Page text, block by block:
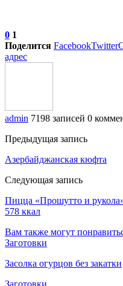
0 1
Поделится FacebookTwitter
адрес
admin 7198 записей 0
Предыдущая запись
Азербайджанская кюфта
Следующая запись
Пицца «Прошутто и
578 ккал
Вам также могут
Заготовки
Засолка огурцов без закатки
Заготовки